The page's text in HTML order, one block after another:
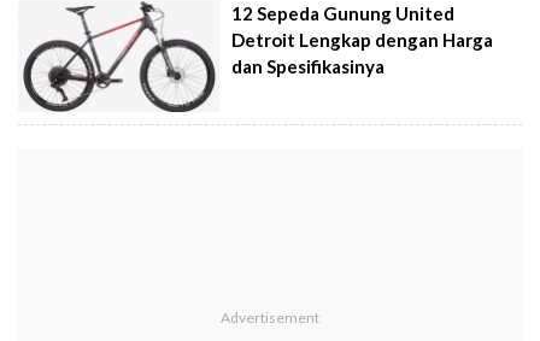
12 Sepeda Gunung United
Detroit Lengkap dengan Harga
dan Spesifikasinya